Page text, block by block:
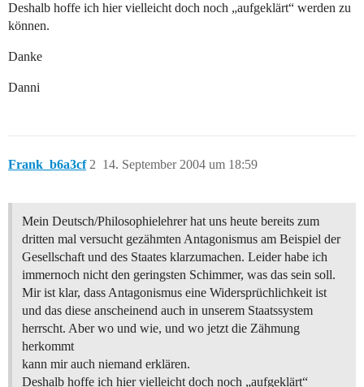
Deshalb hoffe ich hier vielleicht doch noch „aufgeklärt“ werden zu
können.
Danke
Danni
Frank_b6a3cf 14. September 2004 um 18:59
2
Mein Deutsch/Philosophielehrer hat uns heute bereits zum
dritten mal versucht gezähmten Antagonismus am Beispiel der
Gesellschaft und des Staates klarzumachen. Leider habe ich
immernoch nicht den geringsten Schimmer, was das sein soll.
Mir ist klar, dass Antagonismus eine Widersprüchlichkeit ist
und das diese anscheinend auch in unserem Staatssystem
herrscht. Aber wo und wie, und wo jetzt die Zähmung
herkommt
kann mir auch niemand erklären.
Deshalb hoffe ich hier vielleicht doch noch „aufgeklärt“